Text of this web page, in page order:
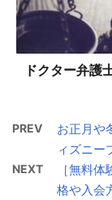
ドクター弁護
PREV
お正月や
ィズニー
NEXT
［無料
格や入会